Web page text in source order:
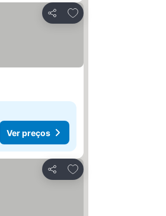
Partilhar
Adicionar aos favoritos
Ver preços
Partilhar
Adicionar aos favoritos